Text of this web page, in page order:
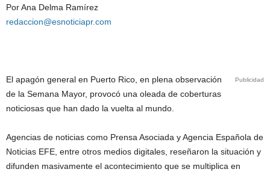
Por Ana Delma Ramírez
redaccion@esnoticiapr.com
Publicidad
El apagón general en Puerto Rico, en plena observación
de la Semana Mayor, provocó una oleada de coberturas
noticiosas que han dado la vuelta al mundo.
Agencias de noticias como Prensa Asociada y Agencia Española de
Noticias EFE, entre otros medios digitales, reseñaron la situación y
difunden masivamente el acontecimiento que se multiplica en